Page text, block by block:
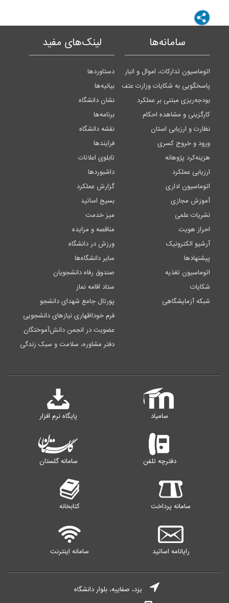
سامانه‌ها
اتوماسیون تدارکات، اموال و انبار
پاسخگویی به شکایات وزارت عتف
بودجه‌ریزی مبتنی بر عملکرد
کارگزینی و مشاهده احکام
نظارت و ارزیابی استان
ورود و خروج کسری
هزینه‌کرد پژوهانه
ارزیابی عملکرد
اتوماسیون اداری
آموزش مجازی
نشریات علمی
احراز هویت
آرشیو الکترونیک
پیشنهادها
اتوماسیون تغذیه
شکایات
شبکه آزمایشگاهی
لینک‌های مفید
دستاوردها
بیانیه‌ها
نشان دانشگاه
برنامه‌ها
نقشه دانشگاه
فرایندها
تابلوی اعلانات
داشبوردها
گزارش عملکرد
بسیج اساتید
میز خدمت
مناقصه و مزایده
ورزش در دانشگاه
سایر دانشگاه‌ها
صندوق رفاه دانشجویان
ستاد اقامه نماز
پورتال جامع شهدای دانشجو
فرم خوداظهاری نیازهای دانشجویی
عضویت در انجمن دانش‌آموختگان
دفتر مشاوره، سلامت و سبک زندگی
سامیاد پایگاه نرم افزار
دفترچه تلفن سامانه گلستان
سامانه پرداخت کتابخانه
رایانامه اساتید سامانه اینترنت
یزد، صفاییه، بلوار دانشگاه